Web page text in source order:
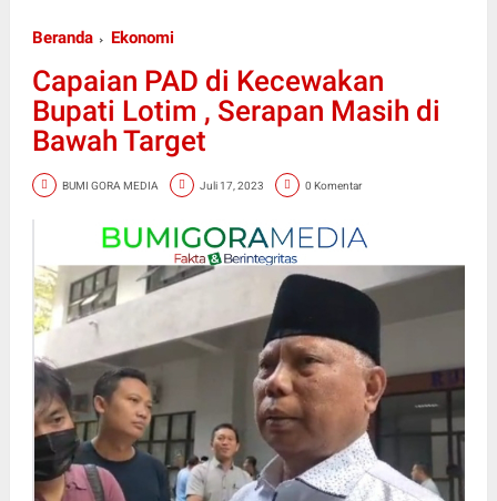
Beranda Ekonomi
Capaian PAD di Kecewakan
Bupati Lotim , Serapan Masih di
Bawah Target
BUMI GORA MEDIA Juli 17, 2023 0 Komentar